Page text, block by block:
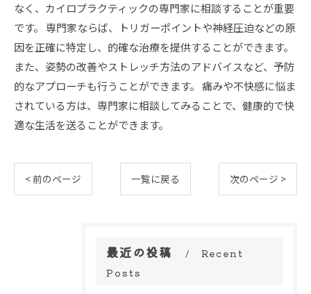
なく、カイロプラクティックの専門家に相談することが重要
です。 専門家ならば、トリガーポイントや神経圧迫などの原
因を正確に特定し、的確な治療を提供することができます。
また、姿勢の改善やストレッチ方法のアドバイスなど、予防
的なアプローチも行うことができます。 痛みや不快感に悩ま
されている方は、専門家に相談してみることで、健康的で快
適な生活を送ることができます。
< 前のページ 一覧に戻る 次のページ >
最近の投稿
Recent
Posts